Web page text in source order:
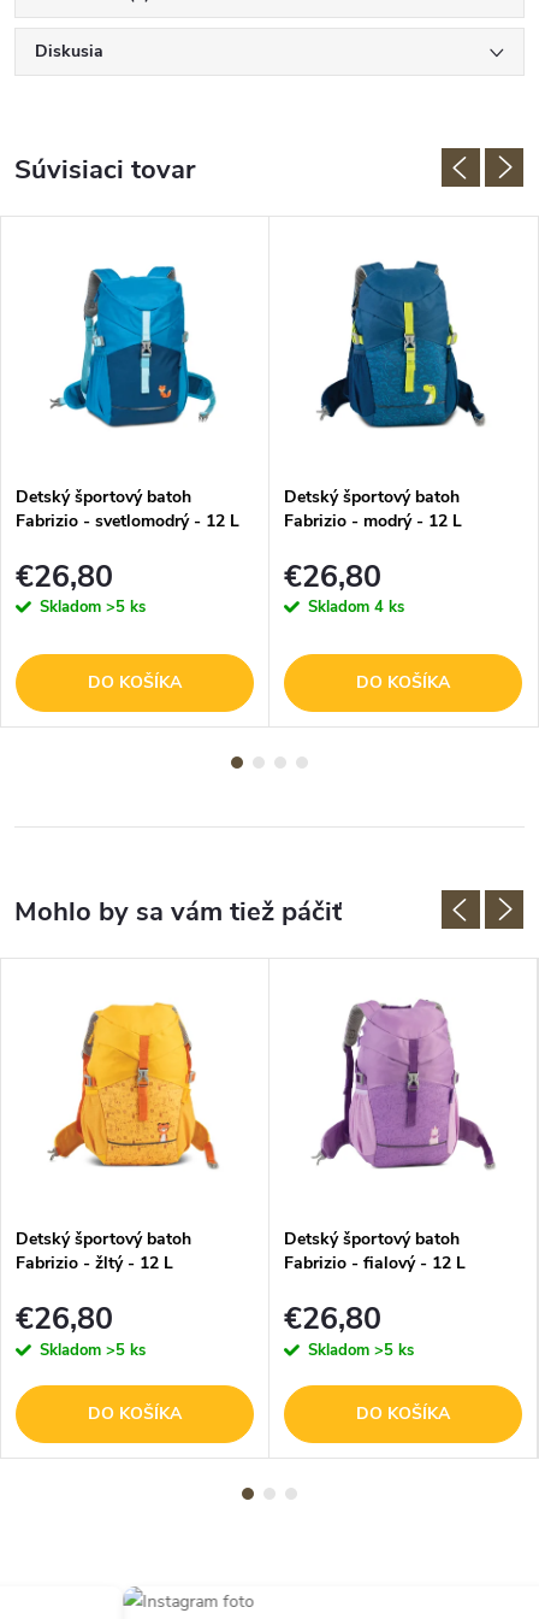
Diskusia
Súvisiaci tovar
Detský športový batoh
Fabrizio - svetlomodrý - 12 L
€26,80
Skladom >5 ks
DO KOŠÍKA
Detský športový batoh
Fabrizio - modrý - 12 L
€26,80
Skladom 4 ks
DO KOŠÍKA
Detský športový batoh
Fabrizio - žltý - 12 L
€26,80
Skladom >5 ks
DO KOŠÍKA
Detský športový batoh
Fabrizio - fialový - 12 L
€26,80
Skladom >5 ks
DO KOŠÍKA